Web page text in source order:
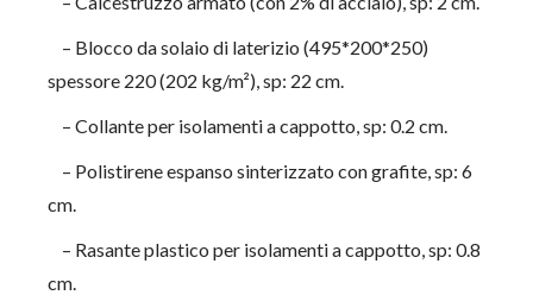
– Blocco da solaio di laterizio (495*200*250)
spessore 220 (202 kg/m²), sp: 22 cm.
– Collante per isolamenti a cappotto, sp: 0.2 cm.
– Polistirene espanso sinterizzato con grafite, sp: 6
cm.
– Rasante plastico per isolamenti a cappotto, sp: 0.8
cm.